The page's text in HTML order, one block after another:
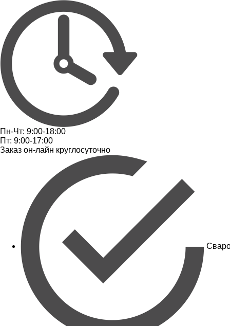
Пн-Чт: 9:00-18:00
Пт: 9:00-17:00
Заказ он-лайн круглосуточно